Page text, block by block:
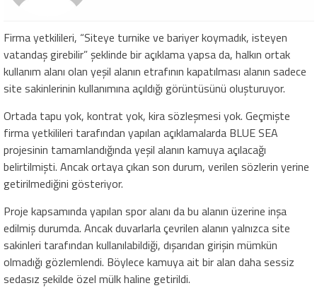
Firma yetkilileri, “Siteye turnike ve bariyer koymadık, isteyen
vatandaş girebilir” şeklinde bir açıklama yapsa da, halkın ortak
kullanım alanı olan yeşil alanın etrafının kapatılması alanın sadece
site sakinlerinin kullanımına açıldığı görüntüsünü oluşturuyor.
Ortada tapu yok, kontrat yok, kira sözleşmesi yok. Geçmişte
firma yetkilileri tarafından yapılan açıklamalarda BLUE SEA
projesinin tamamlandığında yeşil alanın kamuya açılacağı
belirtilmişti. Ancak ortaya çıkan son durum, verilen sözlerin yerine
getirilmediğini gösteriyor.
Proje kapsamında yapılan spor alanı da bu alanın üzerine inşa
edilmiş durumda. Ancak duvarlarla çevrilen alanın yalnızca site
sakinleri tarafından kullanılabildiği, dışarıdan girişin mümkün
olmadığı gözlemlendi. Böylece kamuya ait bir alan daha sessiz
sedasız şekilde özel mülk haline getirildi.